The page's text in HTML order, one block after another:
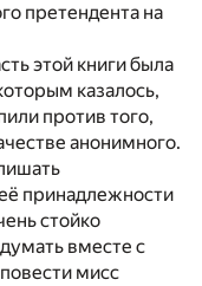
претендента на
этой книги была
казалось,
против того,
анонимного.
принадлежности
стойко
вместе с
мисс